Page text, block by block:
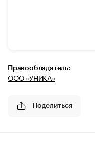
Правообладатель:
ООО «УНИКА»
Поделиться